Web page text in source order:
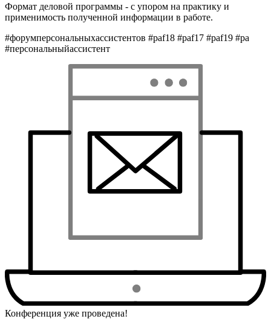
Формат деловой программы - с упором на практику и
применимость полученной информации в работе.
#форумперсональныхассистентов #paf18 #paf17 #paf19 #pa
#персональныйассистент
Конференция уже проведена!